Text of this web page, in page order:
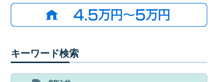
キーワード検索